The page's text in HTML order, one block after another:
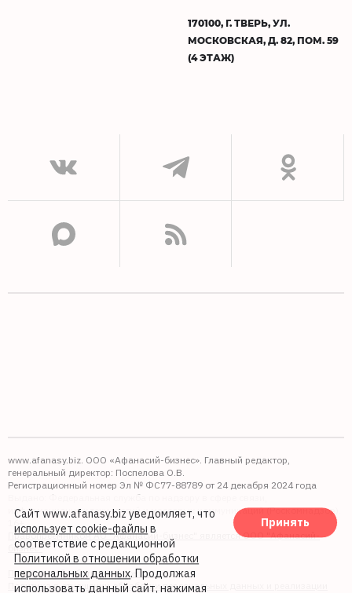
170100, Г. ТВЕРЬ, УЛ.
МОСКОВСКАЯ, Д. 82, ПОМ. 59
(4 ЭТАЖ)
www.afanasy.biz. ООО «Афанасий-бизнес». Главный редактор,
генеральный директор: Поспелова О.В.
Регистрационный номер Эл № ФС77-88789 от 24 декабря 2024 года
Выдано: Федеральная служба по надзору в сфере связи,
информационных технологий и массовых коммуникаций (Роскомнадзор).
Правопреемником АО "Афанасий-бизнес" является ООО "Афанасий-
бизнес"
Политика обработки файлов cookie
Политика в отношении обработки персональных данных и реализации
Сайт www.afanasy.biz уведомляет, что
использует cookie-файлы в
соответствие с редакционной
Политикой в отношении обработки
персональных данных. Продолжая
использовать данный сайт, нажимая
Принять